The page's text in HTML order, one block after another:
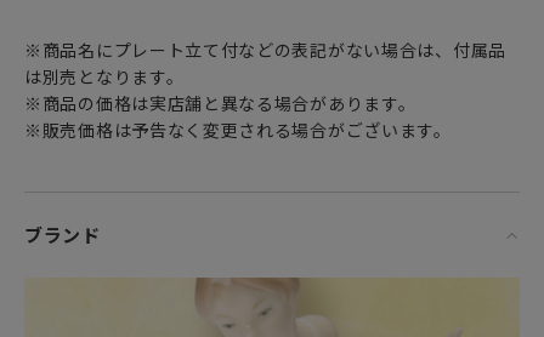
※商品名にプレート立て付などの表記がない場合は、付属品
は別売となります。
※商品の価格は実店舗と異なる場合があります。
※販売価格は予告なく変更される場合がございます。
ブランド